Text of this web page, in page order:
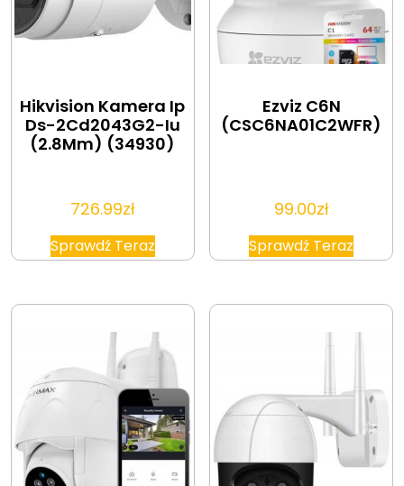
Hikvision Kamera Ip
Ds-2Cd2043G2-Iu
(2.8Mm) (34930)
726.99zł
Sprawdź Teraz
Ezviz C6N
(CSC6NA01C2WFR)
99.00zł
Sprawdź Teraz